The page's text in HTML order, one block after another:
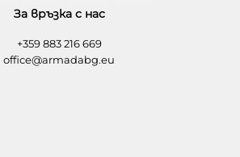
On
Delivery
За връзка с нас
+359 883 216 669
office@armadabg.eu